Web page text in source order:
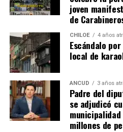
Voces al unísono se escuchan
sociales, el pedido de donar
resuena desde todo Chiloé,
parte de Camila Gómez,
que, a diferencia del conocido
los caminos conducen a… La
espera ese gesto por parte de
Tomás, los pasos siguen
en pos de que cada kilómetro
que una llegada a Santiago, un
joven
de
CHILOE 4 años
Escándalo
local de
ANCUD 3 años
Padre del
se adjudicó
millones de